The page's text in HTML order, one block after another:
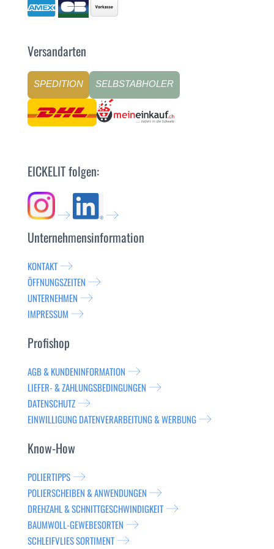
Versandarten
SPEDITION SELBSTABHOLER
EICKELIT folgen:
Unternehmensinformation
KONTAKT
ÖFFNUNGSZEITEN
UNTERNEHMEN
IMPRESSUM
Profishop
AGB & KUNDENINFORMATION
LIEFER- & ZAHLUNGSBEDINGUNGEN
DATENSCHUTZ
EINWILLIGUNG DATENVERARBEITUNG & WERBUNG
Know-How
POLIERTIPPS
POLIERSCHEIBEN & ANWENDUNGEN
DREHZAHL & SCHNITTGESCHWINDIGKEIT
BAUMWOLL-GEWEBESORTEN
SCHLEIFVLIES SORTIMENT